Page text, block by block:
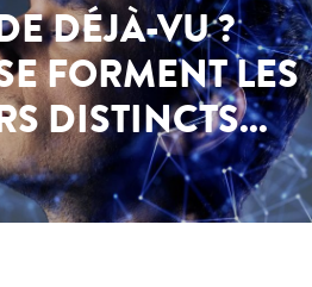
DÉJÀ-VU ?
FORMENT LES
DISTINCTS...